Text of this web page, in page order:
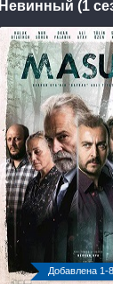
Невинный (1
Добавлена 1-